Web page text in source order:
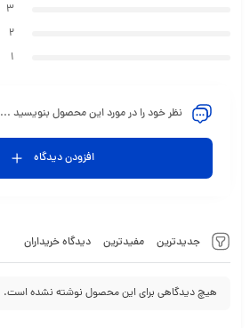
جدیدترین مفیدترین دیدگاه خریداران
هیچ دیدگاهی برای این محصول نوشته نشده است.
3
2
1
نظر خود را در مورد این محصول بنویسید ...
افزودن دیدگاه